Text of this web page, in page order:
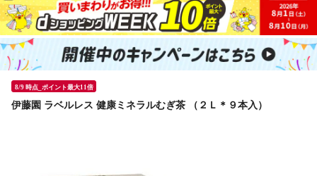
8/9 時点_ポイント最大11倍
伊藤園 ラベルレス 健康ミネラルむぎ茶 （２Ｌ＊９本入）